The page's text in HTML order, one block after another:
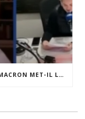
[MÉDIAS] QATAR, UKRAINE, IVG : MACRON MET-IL LA FRANCE EN DANGER ? JF POISSON INVITÉ DE LIGNE DROITE SUR RADIO COURTOISIE